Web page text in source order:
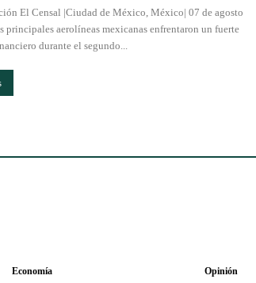
El Censal |Ciudad de México, México| 07 de agosto
principales aerolíneas mexicanas enfrentaron un fuerte
durante el segundo...
Economía
Opinión